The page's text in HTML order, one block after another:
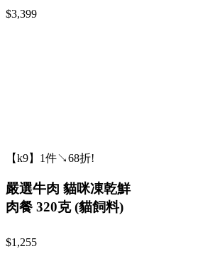
$3,399
【k9】1件↘68折!
嚴選牛肉 貓咪凍乾鮮
肉餐 320克 (貓飼料)
$1,255